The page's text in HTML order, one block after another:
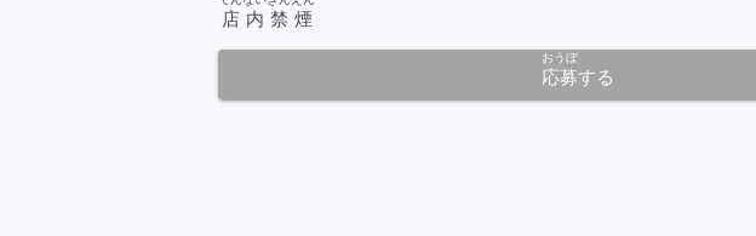
店内 禁煙
応募
おうぼ
する